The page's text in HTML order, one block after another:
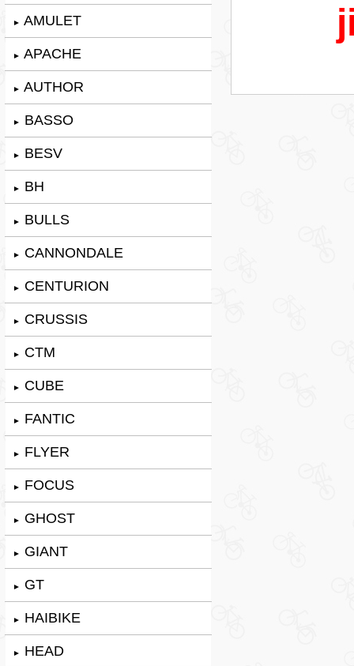
► AMULET
► APACHE
► AUTHOR
► BASSO
► BESV
► BH
► BULLS
► CANNONDALE
► CENTURION
► CRUSSIS
► CTM
► CUBE
► FANTIC
► FLYER
► FOCUS
► GHOST
► GIANT
► GT
► HAIBIKE
► HEAD